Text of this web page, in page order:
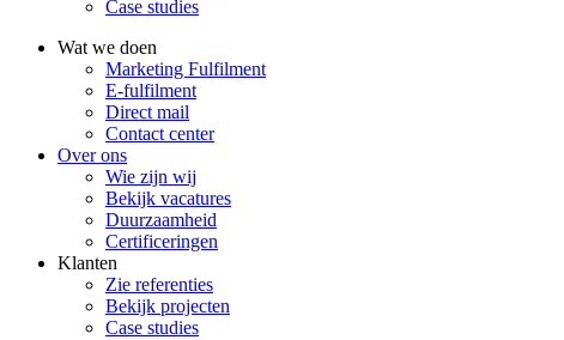
Case studies
Wat we doen
Marketing Fulfilment
E-fulfilment
Direct mail
Contact center
Over ons
Wie zijn wij
Bekijk vacatures
Duurzaamheid
Certificeringen
Klanten
Zie referenties
Bekijk projecten
Case studies